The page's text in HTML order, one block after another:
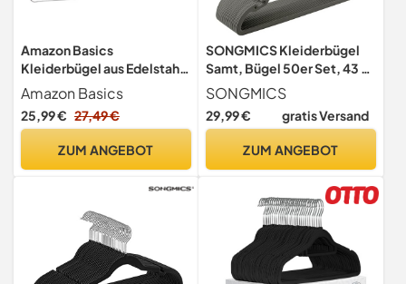
Amazon Basics
Kleiderbügel aus Edelstahl,
50-er Pack, Verchromt
Amazon Basics
25,99 € 27,49 €
ZUM ANGEBOT
SONGMICS Kleiderbügel
Samt, Bügel 50er Set, 43 x
21 cm, Samtbügel
rutschfest, breite
Schulterkerben, Stange für
Haken, platzsparend, für
CRF039G02
SONGMICS
29,99 € gratis Versand
ZUM ANGEBOT